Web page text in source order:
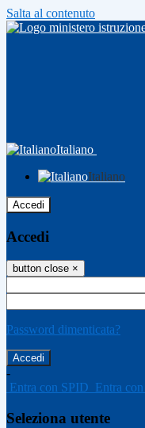
Salta al contenuto
Italiano
Italiano
Accedi
Accedi
button close ×
Password dimenticata?
-
Entra con SPID Entra
Seleziona utente